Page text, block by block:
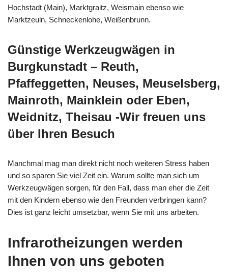
Hochstadt (Main), Marktgraitz, Weismain ebenso wie
Marktzeuln, Schneckenlohe, Weißenbrunn.
Günstige Werkzeugwägen in
Burgkunstadt – Reuth,
Pfaffeggetten, Neuses, Meuselsberg,
Mainroth, Mainklein oder Eben,
Weidnitz, Theisau -Wir freuen uns
über Ihren Besuch
Manchmal mag man direkt nicht noch weiteren Stress haben
und so sparen Sie viel Zeit ein. Warum sollte man sich um
Werkzeugwägen sorgen, für den Fall, dass man eher die Zeit
mit den Kindern ebenso wie den Freunden verbringen kann?
Dies ist ganz leicht umsetzbar, wenn Sie mit uns arbeiten.
Infrarotheizungen werden
Ihnen von uns geboten